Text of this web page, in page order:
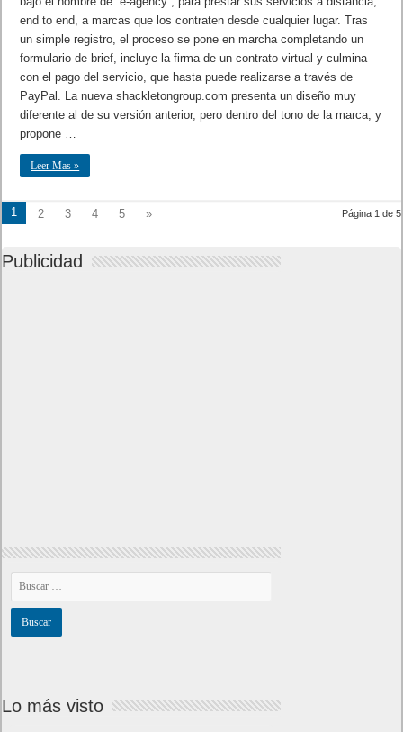
end to end, a marcas que los contraten desde cualquier lugar. Tras
un simple registro, el proceso se pone en marcha completando un
formulario de brief, incluye la firma de un contrato virtual y culmina
con el pago del servicio, que hasta puede realizarse a través de
PayPal. La nueva shackletongroup.com presenta un diseño muy
diferente al de su versión anterior, pero dentro del tono de la marca, y
propone …
Leer Mas »
Página 1 de 5
1 2 3 4 5 »
Publicidad
Lo más visto